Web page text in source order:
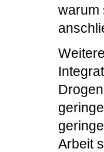
warum
Arbeit